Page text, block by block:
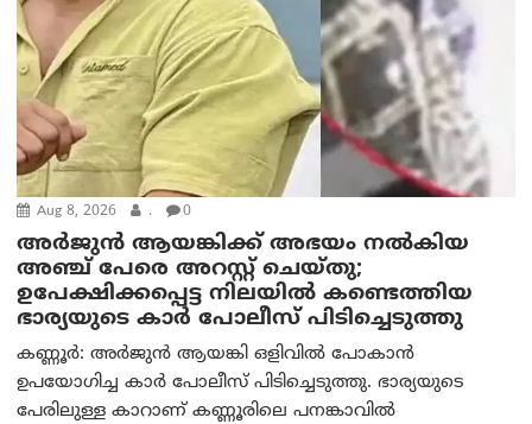
Aug 8, 2026 . 0
അര്‍ജുന്‍ ആയങ്കിക്ക് അഭയം നല്‍കിയ
അഞ്ച് പേരെ അറസ്റ്റ് ചെയ്തു;
ഉപേക്ഷിക്കപ്പെട്ട നിലയില്‍ കണ്ടെത്തിയ
ഭാര്യയുടെ കാര്‍ പോലീസ് പിടിച്ചെടുത്തു
കണ്ണൂർ: അർജുൻ ആയങ്കി ഒളിവിൽ പോകാൻ
ഉപയോഗിച്ച കാർ പോലീസ് പിടിച്ചെടുത്തു. ഭാര്യയുടെ
പേരിലുള്ള കാറാണ് കണ്ണൂരിലെ പനങ്കാവിൽ